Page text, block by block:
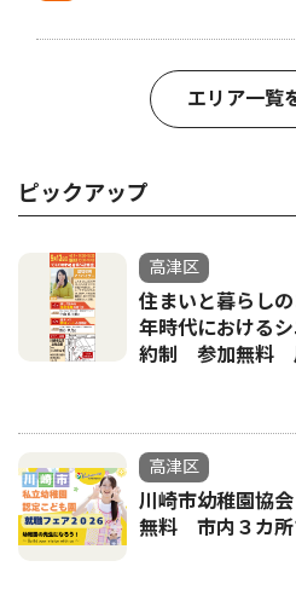
エリア一覧
ピックアップ
高津区
住まいと暮らし
年時代における
約制 参加無料
高津区
川崎市幼稚園協
無料 市内３カ所